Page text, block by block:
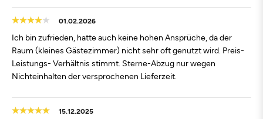
01.02.2026
Ich bin zufrieden, hatte auch keine hohen Ansprüche, da der
Raum (kleines Gästezimmer) nicht sehr oft genutzt wird. Preis-
Leistungs- Verhältnis stimmt. Sterne-Abzug nur wegen
Nichteinhalten der versprochenen Lieferzeit.
15.12.2025